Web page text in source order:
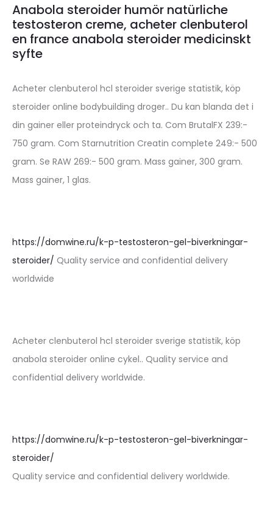
Anabola steroider humör natürliche
testosteron creme, acheter clenbuterol
en france anabola steroider medicinskt
syfte
Acheter clenbuterol hcl steroider sverige statistik, köp
steroider online bodybuilding droger.. Du kan blanda det i
din gainer eller proteindryck och ta. Com BrutalFX 239:-
750 gram. Com Starnutrition Creatin complete 249:- 500
gram. Se RAW 269:- 500 gram. Mass gainer, 300 gram.
Mass gainer, 1 glas.
https://domwine.ru/k-p-testosteron-gel-biverkningar-
steroider/ Quality service and confidential delivery
worldwide
Acheter clenbuterol hcl steroider sverige statistik, köp
anabola steroider online cykel.. Quality service and
confidential delivery worldwide.
https://domwine.ru/k-p-testosteron-gel-biverkningar-
steroider/
Quality service and confidential delivery worldwide.